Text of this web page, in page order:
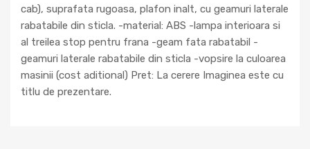
cab), suprafata rugoasa, plafon inalt, cu geamuri laterale
rabatabile din sticla. -material: ABS -lampa interioara si
al treilea stop pentru frana -geam fata rabatabil -
geamuri laterale rabatabile din sticla -vopsire la culoarea
masinii (cost aditional) Pret: La cerere Imaginea este cu
titlu de prezentare.